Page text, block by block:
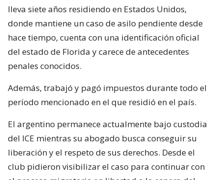
lleva siete años residiendo en Estados Unidos,
donde mantiene un caso de asilo pendiente desde
hace tiempo, cuenta con una identificación oficial
del estado de Florida y carece de antecedentes
penales conocidos.
Además, trabajó y pagó impuestos durante todo el
período mencionado en el que residió en el país.
El argentino permanece actualmente bajo custodia
del ICE mientras su abogado busca conseguir su
liberación y el respeto de sus derechos. Desde el
club pidieron visibilizar el caso para continuar con